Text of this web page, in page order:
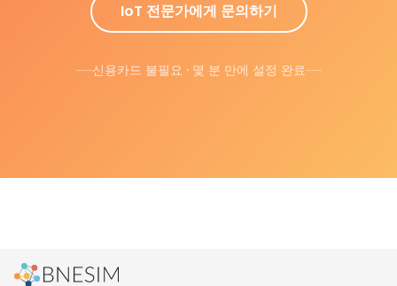
IoT 전문가에게 문의하기
신용카드 불필요 · 몇 분 만에 설정 완료